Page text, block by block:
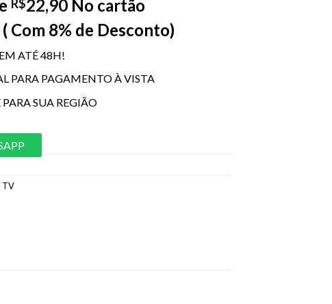
R$22,90 No cartão
( Com 8% de Desconto)
ATÉ 48H!
PARA PAGAMENTO À VISTA
SUA REGIÃO
TV